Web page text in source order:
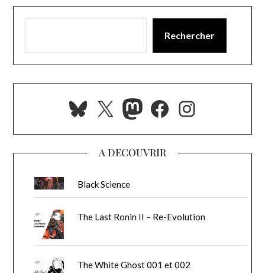
Rechercher
Bluesky
X Mastodon
Facebook
A DECOUVRIR
Black Science
The Last Ronin II – Re-Evolution
The White Ghost 001 et 002